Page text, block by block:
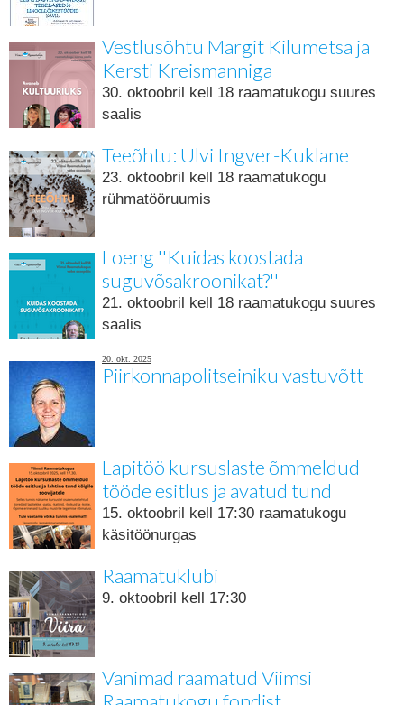
Vestlusõhtu Margit Kilumetsa ja
Kersti Kreismanniga
30. oktoobril kell 18 raamatukogu suures
saalis
Teeõhtu: Ulvi Ingver-Kuklane
23. oktoobril kell 18 raamatukogu
rühmatööruumis
Loeng ''Kuidas koostada
suguvõsakroonikat?''
21. oktoobril kell 18 raamatukogu suures
saalis
20. okt. 2025
Piirkonnapolitseiniku vastuvõtt
Lapitöö kursuslaste õmmeldud
tööde esitlus ja avatud tund
15. oktoobril kell 17:30 raamatukogu
käsitöönurgas
Raamatuklubi
9. oktoobril kell 17:30
Vanimad raamatud Viimsi